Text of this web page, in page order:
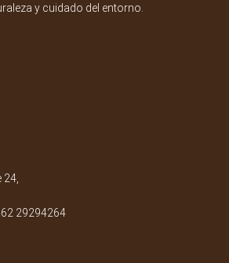
y cuidado del entorno.
29294264